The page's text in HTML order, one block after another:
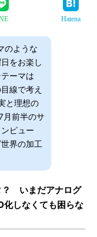
Hatena
のような
をお楽し
ーマは
線で考え
と理想の
月前半のサ
ピュー
界の加工
？ いまだアナログ
しなくても困らな